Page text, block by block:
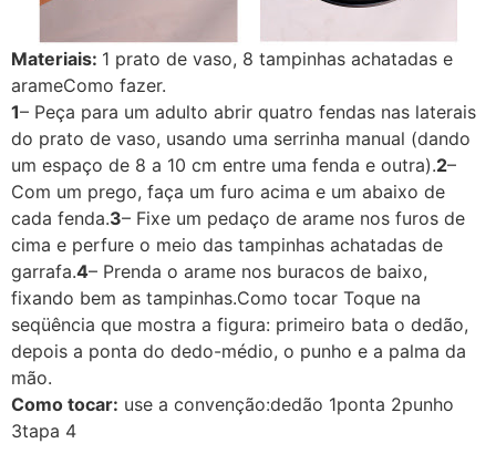
Materiais: 1 prato de vaso, 8 tampinhas achatadas e
arameComo fazer.
1– Peça para um adulto abrir quatro fendas nas laterais
do prato de vaso, usando uma serrinha manual (dando
um espaço de 8 a 10 cm entre uma fenda e outra).2–
Com um prego, faça um furo acima e um abaixo de
cada fenda.3– Fixe um pedaço de arame nos furos de
cima e perfure o meio das tampinhas achatadas de
garrafa.4– Prenda o arame nos buracos de baixo,
fixando bem as tampinhas.Como tocar Toque na
seqüência que mostra a figura: primeiro bata o dedão,
depois a ponta do dedo-médio, o punho e a palma da
mão.
Como tocar: use a convenção:dedão 1ponta 2punho
3tapa 4